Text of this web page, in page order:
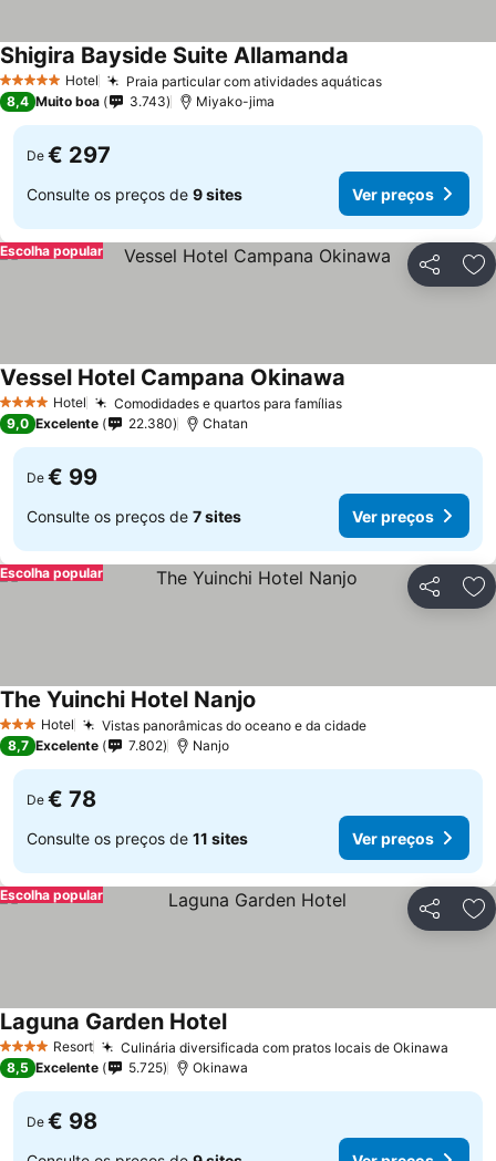
5 Estrelas Hotel Praia particular com atividades aquáticas
Shigira Bayside Suite Allamanda
8,4 Muito boa 3.743 Miyako-jima
De € 297
Consulte os preços de 9 sites Ver preços
Partilhar
Escolha popular
4 EstrelasHotel Comodidades e quartos para famílias
Vessel Hotel Campana Okinawa
9,0 Excelente 22.380 Chatan
De € 99
Consulte os preços de 7 sites Ver preços
Partilhar
Escolha popular
3 EstrelasHotel Vistas panorâmicas do oceano e da cidade
The Yuinchi Hotel Nanjo
8,7 Excelente 7.802 Nanjo
De € 78
Consulte os preços de 11 sites Ver preços
Partilhar
Escolha popular
4 EstrelasResort Culinária diversificada com pratos locais de Okinawa
Laguna Garden Hotel
8,5 Excelente 5.725 Okinawa
De € 98